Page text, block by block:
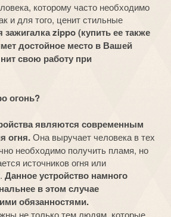
которому часто необходимо
и для того, ценит стильные
зажигалка zippo (купить ее также
достойное место в Вашей
свою работу при
огонь?
являются современным
огня.Она выручает человека в тех
необходимо получить пламя, но
источников огня или
Данное устройство намного
в этом случае
обязанностями.
не только тем людям, которые